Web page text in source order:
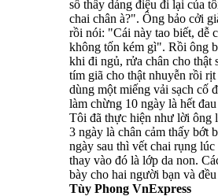
số thấy dáng điệu đi lại của
chai chân à?". Ông bảo cởi
rồi nói: "Cái này tao biết, dễ
không tốn kém gì". Rồi ông
khi đi ngủ, rửa chân cho thật
tím giã cho thật nhuyễn rồi
dùng một miếng vải sạch cố
làm chừng 10 ngày là hết
Tôi đã thực hiện như lời ông
3 ngày là chân cảm thấy bớt
ngày sau thì vết chai rụng lúc
thay vào đó là lớp da non.
bày cho hai người bạn và
Tùy Phong VnExpress